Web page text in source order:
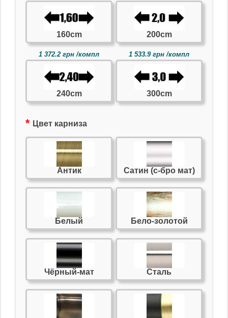
160cm 200cm
1 372.2 грн /компл
240cm
1 533.9 грн /компл
300cm
Цвет карниза
Антик Сатин (с-бро мат)
Белый Бело-золотой
Чёрный-мат Сталь